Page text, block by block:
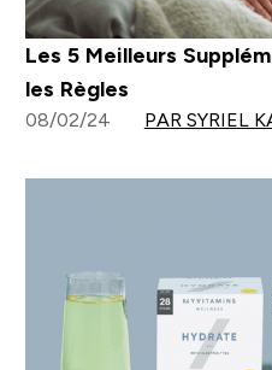
Les 5 Meilleurs
les Règles
08/02/24 PAR SYRIEL